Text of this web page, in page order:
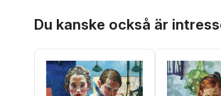
Du kanske också är